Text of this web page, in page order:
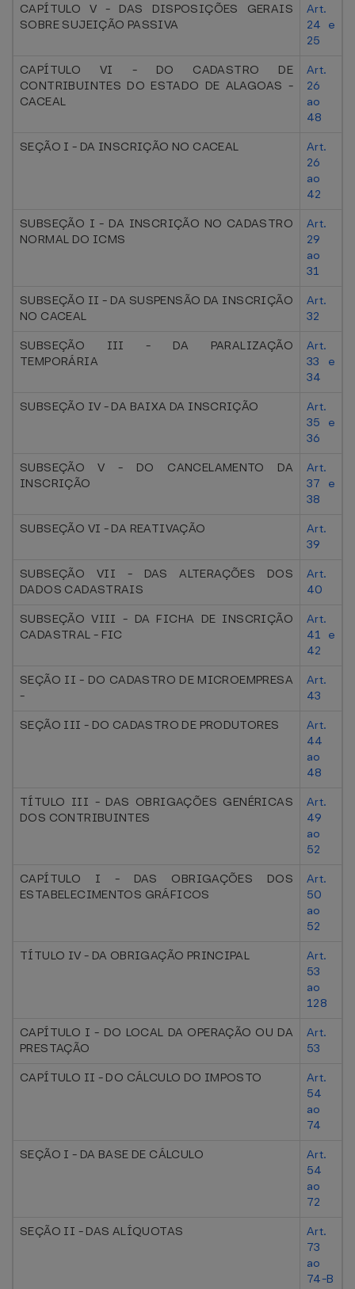
CAPÍTULO V - DAS DISPOSIÇÕES GERAIS
SOBRE SUJEIÇÃO PASSIVA
Art.
24 e
25
CAPÍTULO VI - DO CADASTRO DE
CONTRIBUINTES DO ESTADO DE ALAGOAS -
CACEAL
Art.
26
ao
48
SEÇÃO I - DA INSCRIÇÃO NO CACEAL
Art.
26
ao
42
SUBSEÇÃO I - DA INSCRIÇÃO NO CADASTRO
NORMAL DO ICMS
Art.
29
ao
31
SUBSEÇÃO II - DA SUSPENSÃO DA INSCRIÇÃO
NO CACEAL
Art.
32
SUBSEÇÃO III - DA PARALIZAÇÃO
TEMPORÁRIA
Art.
33 e
34
SUBSEÇÃO IV - DA BAIXA DA INSCRIÇÃO
Art.
35 e
36
SUBSEÇÃO V - DO CANCELAMENTO DA
INSCRIÇÃO
Art.
37 e
38
SUBSEÇÃO VI - DA REATIVAÇÃO
Art.
39
SUBSEÇÃO VII - DAS ALTERAÇÕES DOS
DADOS CADASTRAIS
Art.
40
SUBSEÇÃO VIII - DA FICHA DE INSCRIÇÃO
CADASTRAL - FIC
Art.
41 e
42
SEÇÃO II - DO CADASTRO DE MICROEMPRESA
-
Art.
43
SEÇÃO III - DO CADASTRO DE PRODUTORES
Art.
44
ao
48
TÍTULO III - DAS OBRIGAÇÕES GENÉRICAS
DOS CONTRIBUINTES
Art.
49
ao
52
CAPÍTULO I - DAS OBRIGAÇÕES DOS
ESTABELECIMENTOS GRÁFICOS
Art.
50
ao
52
TÍTULO IV - DA OBRIGAÇÃO PRINCIPAL
Art.
53
ao
128
CAPÍTULO I - DO LOCAL DA OPERAÇÃO OU DA
PRESTAÇÃO
Art.
53
CAPÍTULO II - DO CÁLCULO DO IMPOSTO
Art.
54
ao
74
SEÇÃO I - DA BASE DE CÁLCULO
Art.
54
ao
72
SEÇÃO II - DAS ALÍQUOTAS
Art.
73
ao
74-B